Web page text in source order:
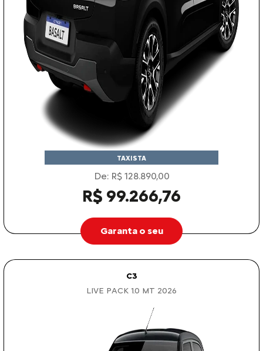
TAXISTA
De: R$ 128.890,00
R$ 99.266,76
Garanta o seu
C3
LIVE PACK 1.0 MT 2026